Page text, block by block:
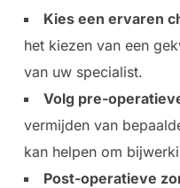
Kies een ervaren
het kiezen van een
van uw specialist.
Volg pre-
vermijden van
kan helpen om
Post-operatieve